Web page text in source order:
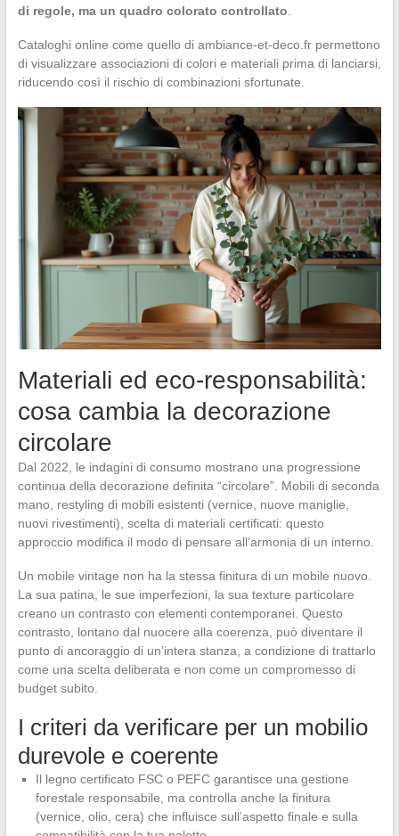
di regole, ma un quadro colorato controllato
Cataloghi online come quello di ambiance-et-deco.fr permettono
di visualizzare associazioni di colori e materiali prima di lanciarsi,
riducendo così il rischio di combinazioni sfortunate.
Materiali ed eco-responsabilità:
cosa cambia la decorazione
circolare
Dal 2022, le indagini di consumo mostrano una progressione
continua della decorazione definita “circolare”. Mobili di seconda
mano, restyling di mobili esistenti (vernice, nuove maniglie,
nuovi rivestimenti), scelta di materiali certificati: questo
approccio modifica il modo di pensare all’armonia di un interno.
Un mobile vintage non ha la stessa finitura di un mobile nuovo.
La sua patina, le sue imperfezioni, la sua texture particolare
creano un contrasto con elementi contemporanei. Questo
contrasto, lontano dal nuocere alla coerenza, può diventare il
punto di ancoraggio di un’intera stanza, a condizione di trattarlo
come una scelta deliberata e non come un compromesso di
budget subito.
I criteri da verificare per un mobilio
durevole e coerente
Il legno certificato FSC o PEFC garantisce una gestione
forestale responsabile, ma controlla anche la finitura
(vernice, olio, cera) che influisce sull’aspetto finale e sulla